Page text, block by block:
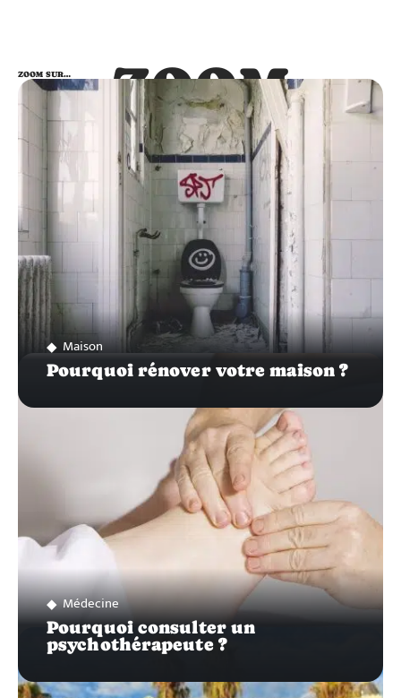
ZOOM
SUR…
ZOOM SUR…
Maison
Pourquoi rénover votre maison ?
Médecine
Pourquoi consulter un
psychothérapeute ?